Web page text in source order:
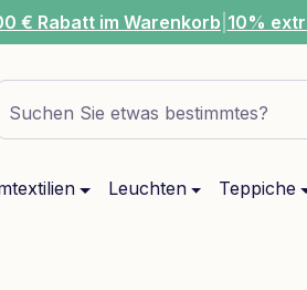
€ Rabatt im Warenkorb 10%
Suchen Sie etwas bestimmtes?
Leuchten Teppiche